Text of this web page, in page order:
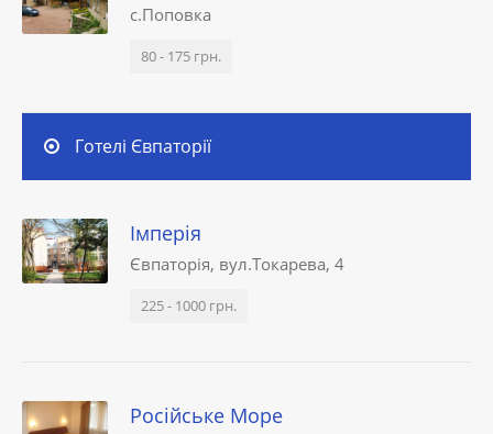
с.Поповка
80 - 175 грн.
Готелі Євпаторії
Імперія
Євпаторія, вул.Токарева, 4
225 - 1000 грн.
Російське Море